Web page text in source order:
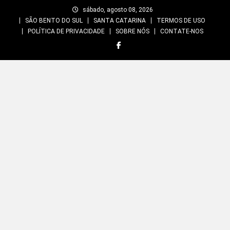
sábado, agosto 08, 2026
SÃO BENTO DO SUL
SANTA CATARINA
TERMOS DE USO
POLÍTICA DE PRIVACIDADE
SOBRE NÓS CONTATE-NOS